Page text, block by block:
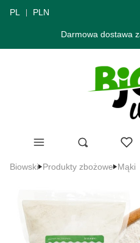
PL PLN
Darmowa dostawa
Menu Otwórz
Szukaj
Biowski Produkty zbożowe Mąki